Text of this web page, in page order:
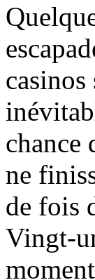
chance
ne
de fois
Vingt-